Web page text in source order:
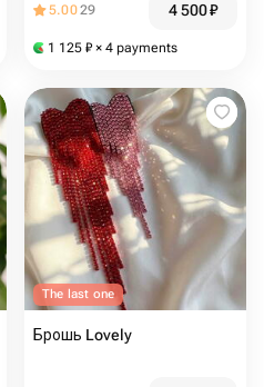
5.0029 4 500₽
1 125 ₽ × 4 payments
The last one
Брошь Lovely